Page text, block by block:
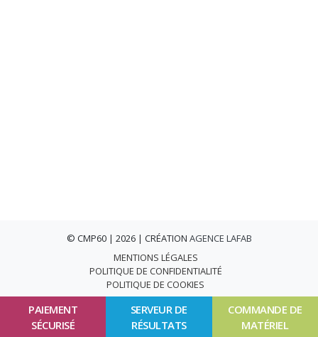
PAIEMENT
SÉCURISÉ
SERVEUR DE
RÉSULTATS
COMMANDE DE
MATÉRIEL
© CMP60 | 2026 | CRÉATION AGENCE LAFAB
MENTIONS LÉGALES
POLITIQUE DE CONFIDENTIALITÉ
POLITIQUE DE COOKIES